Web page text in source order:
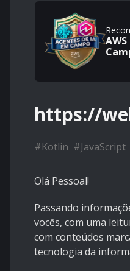
https://
#Kotlin #JavaScript
Olá Pessoal!
Passando
vocês, com uma
com conteúdos
tecnologia da